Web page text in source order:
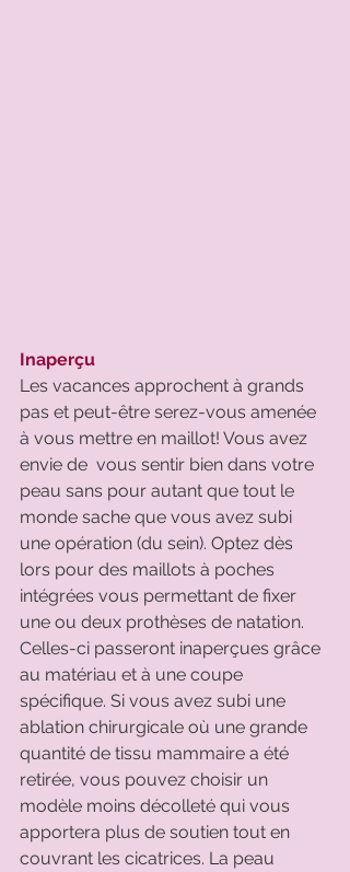
Inaperçu
Les vacances approchent à grands
pas et peut-être serez-vous amenée
à vous mettre en maillot! Vous avez
envie de  vous sentir bien dans votre
peau sans pour autant que tout le
monde sache que vous avez subi
une opération (du sein). Optez dès
lors pour des maillots à poches
intégrées vous permettant de fixer
une ou deux prothèses de natation.
Celles-ci passeront inaperçues grâce
au matériau et à une coupe
spécifique. Si vous avez subi une
ablation chirurgicale où une grande
quantité de tissu mammaire a été
retirée, vous pouvez choisir un
modèle moins décolleté qui vous
apportera plus de soutien tout en
couvrant les cicatrices. La peau